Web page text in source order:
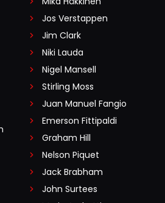
Jos Verstappen
Jim Clark
Niki Lauda
Nigel Mansell
Stirling Moss
Juan Manuel Fangio
Emerson Fittipaldi
Graham Hill
Nelson Piquet
Jack Brabham
John Surtees